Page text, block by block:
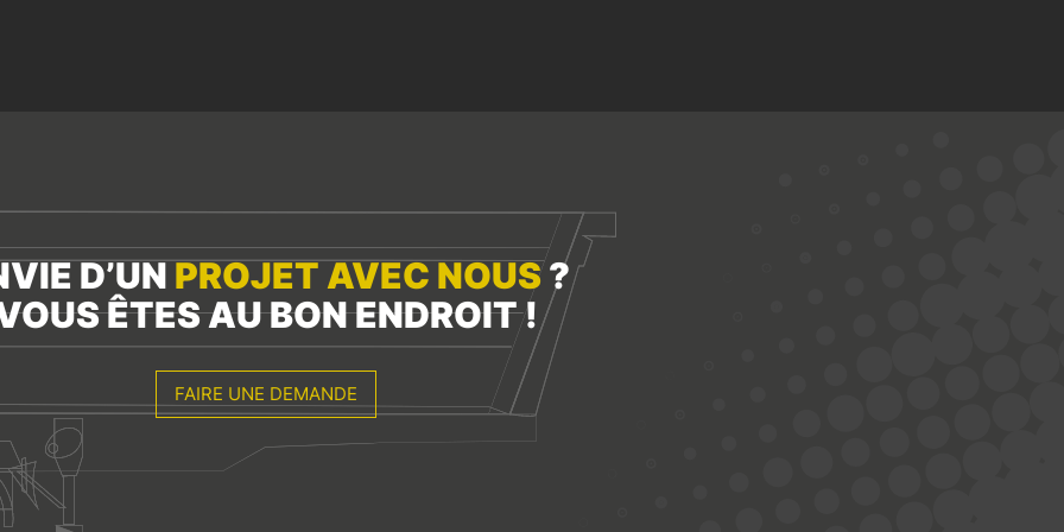
D’UNPROJET AVEC NOUS?
ÊTES AU BON ENDROIT !
FAIRE UNE DEMANDE